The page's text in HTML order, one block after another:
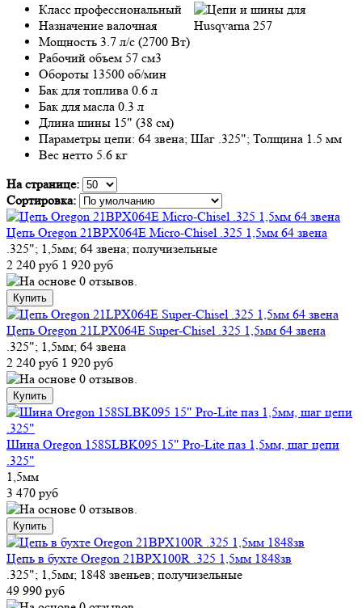
Класс профессиональный
Назначение валочная
Мощность 3.7 л/с (2700 Вт)
Рабочий объем 57 см3
Обороты 13500 об/мин
Бак для топлива 0.6 л
Бак для масла 0.3 л
Длина шины 15" (38 см)
Параметры цепи: 64 звена; Шаг .325"; Толщина 1.5 мм
Вес нетто 5.6 кг
На странице:
Сортировка:
Цепь Oregon 21BPX064E Micro-Chisel .325 1,5мм 64 звена
.325"; 1,5мм; 64 звена; получизельные
2 240 руб 1 920 руб
Цепь Oregon 21LPX064E Super-Chisel .325 1,5мм 64 звена
.325"; 1,5мм; 64 звена
2 240 руб 1 920 руб
Шина Oregon 158SLBK095 15" Pro-Lite паз 1,5мм, шаг цепи
.325"
1,5мм
3 470 руб
Цепь в бухте Oregon 21BPX100R .325 1,5мм 1848зв
.325"; 1,5мм; 1848 звеньев; получизельные
49 990 руб